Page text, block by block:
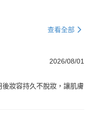
查看全部
2026/08/01
妝容持久不脫妝，讓肌膚